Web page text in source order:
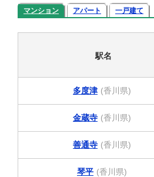
マンション アパート 一戸建て
駅名
多度津 (香川県)
金蔵寺 (香川県)
善通寺 (香川県)
琴平 (香川県)